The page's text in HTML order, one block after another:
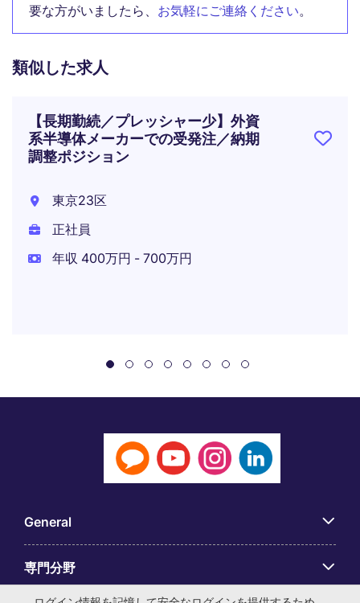
要な方がいましたら、 お気軽にご連絡ください。
類似した求人
【長期勤続／プレッシャー少】外資
系半導体メーカーでの受発注／納期
調整ポジション
東京23区
正社員
年収 400万円 - 700万円
General
専門分野